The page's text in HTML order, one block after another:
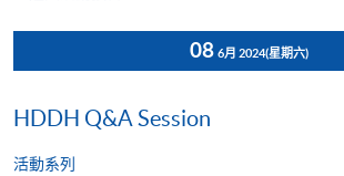
08 6月 2024(星期六)
HDDH Q&A Session
活動系列